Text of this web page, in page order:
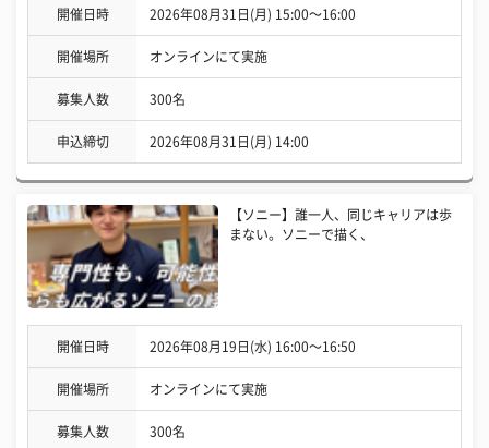
開催日時 2026年08月31日(月) 15:00〜16:00
開催場所 オンラインにて実施
募集人数 300名
申込締切 2026年08月31日(月) 14:00
【ソニー】誰一人、同じキャリアは歩
まない。ソニーで描く、
開催日時 2026年08月19日(水) 16:00〜16:50
開催場所 オンラインにて実施
募集人数 300名